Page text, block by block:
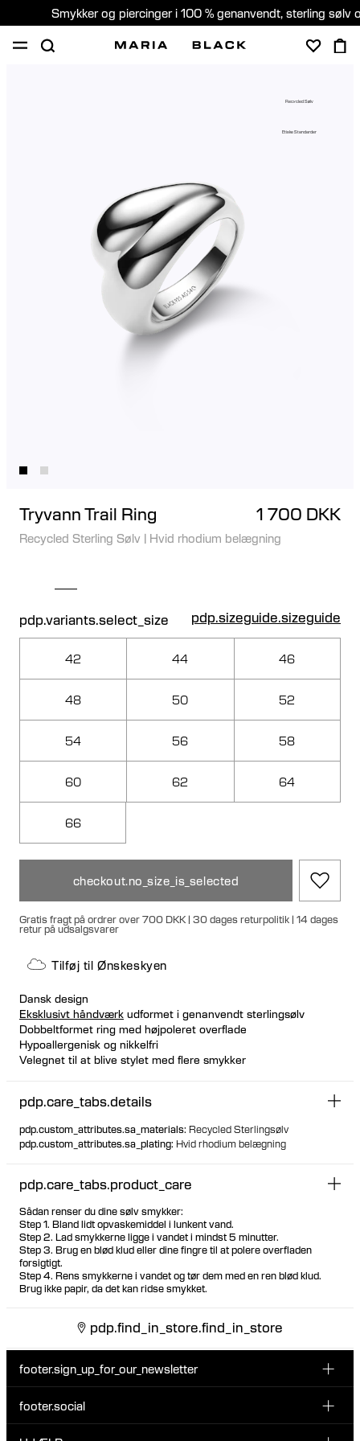
Smykker og piercinger i 100 % genanvendt, sterling sølv
Recycled Sølv
Etiske Standarder
Tryvann Trail Ring 1 700 DKK
Recycled Sterling Sølv | Hvid rhodium belægning
pdp.variants.select_size pdp.sizeguide.sizeguide
42 44 46
48 50 52
54 56 58
60 62 64
66
checkout.no_size_is_selected
Gratis fragt på ordrer over 700 DKK | 30 dages returpolitik | 14 dages
retur på udsalgsvarer
Tilføj til Ønskeskyen
Dansk design
Eksklusivt håndværk udformet i genanvendt sterlingsølv
Dobbeltformet ring med højpoleret overflade
Hypoallergenisk og nikkelfri
Velegnet til at blive stylet med flere smykker
pdp.care_tabs.details
pdp.custom_attributes.sa_materials: Recycled Sterlingsølv
pdp.custom_attributes.sa_plating: Hvid rhodium belægning
pdp.care_tabs.product_care
Sådan renser du dine sølv smykker:
Step 1. Bland lidt opvaskemiddel i lunkent vand.
Step 2. Lad smykkerne ligge i vandet i mindst 5 minutter.
Step 3. Brug en blød klud eller dine fingre til at polere overfladen
forsigtigt.
Step 4. Rens smykkerne i vandet og tør dem med en ren blød klud.
Brug ikke papir, da det kan ridse smykket.
pdp.find_in_store.find_in_store
footer.sign_up_for_our_newsletter
footer.social